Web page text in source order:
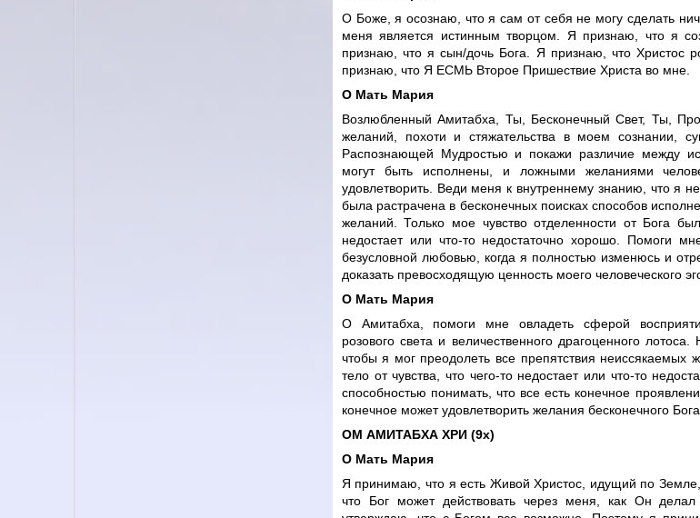
О Боже, я осознаю, что я сам от себя не могу сделать
меня является истинным творцом. Я признаю, что я
признаю, что я сын/дочь Бога. Я признаю, что Христос
признаю, что Я ЕСМЬ Второе Пришествие Христа во мне.
О Мать Мария
Возлюбленный Амитабха, Ты, Бесконечный Свет, Ты,
желаний, похоти и стяжательства в моем сознании,
Распознающей Мудростью и покажи различие между
могут быть исполнены, и ложными желаниями
удовлетворить. Веди меня к внутреннему знанию, что я
была растрачена в бесконечных поисках способов
желаний. Только мое чувство отделенности от Бога
недостает или что-то недостаточно хорошо. Помоги
безусловной любовью, когда я полностью изменюсь и
доказать превосходящую ценность моего человеческого
О Мать Мария
О Амитабха, помоги мне овладеть сферой
розового света и величественного драгоценного
чтобы я мог преодолеть все препятствия
тело от чувства, что чего-то недостает или что-то
способностью понимать, что все есть конечное
конечное может удовлетворить желания бесконечного
ОМ АМИТАБХА ХРИ (9х)
О Мать Мария
Я принимаю, что я есть Живой Христос, идущий по
что Бог может действовать через меня, как Он